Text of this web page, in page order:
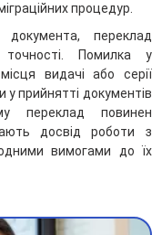
процедур.
переклад
точності. Помилка у
видачі або серії
прийнятті документів
переклад повинен
досвід роботи з
вимогами до їх